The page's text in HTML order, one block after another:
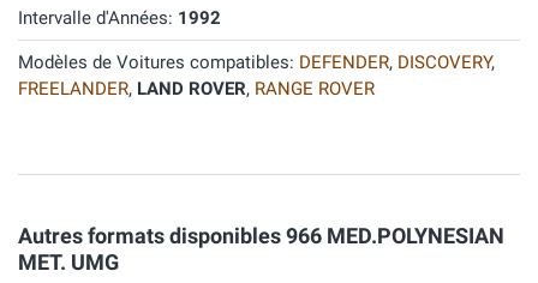
Intervalle d'Années: 1992
Modèles de Voitures compatibles: DEFENDER, DISCOVERY,
FREELANDER, LAND ROVER, RANGE ROVER
Autres formats disponibles 966 MED.POLYNESIAN
MET. UMG